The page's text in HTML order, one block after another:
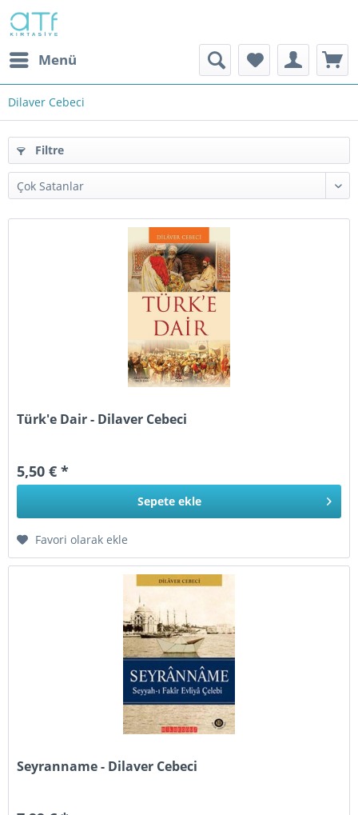
Menü
Dilaver Cebeci
Filtre
Türk'e Dair - Dilaver Cebeci
5,50 € *
Sepete ekle
Favori olarak ekle
Seyranname - Dilaver Cebeci